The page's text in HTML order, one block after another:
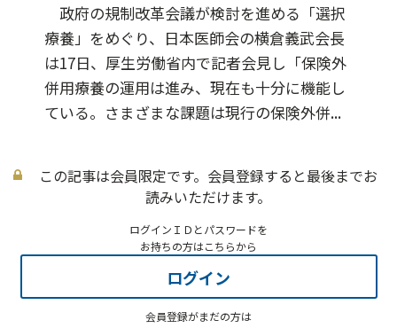
政府の規制改革会議が検討を進める「選択
療養」をめぐり、日本医師会の横倉義武会長
は17日、厚生労働省内で記者会見し「保険外
併用療養の運用は進み、現在も十分に機能し
ている。さまざまな課題は現行の保険外併...
この記事は会員限定です。会員登録すると最後までお
読みいただけます。
ログインＩＤとパスワードを
お持ちの方はこちらから
ログイン
会員登録がまだの方は